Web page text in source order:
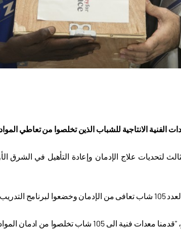
الفنية الانتاجية للشباب الذين تخلصوا من تعاطي
لتحديات علاج الإدمان وإعادة التأهيل في الشرق
المهني.
وقال السفير التركي لدى خرطوم عرفان نذير اوغلو، "قدمنا